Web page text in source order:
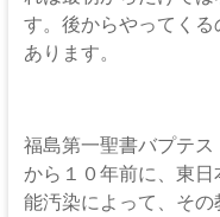
す。後からやってく
あります。
福島第一聖書バプテ
から１０年前に、東
能汚染によって、そ